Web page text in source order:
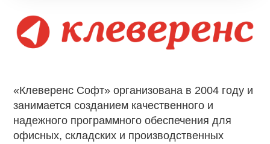
«Клеверенс Софт» организована в 2004 году и
занимается созданием качественного и
надежного программного обеспечения для
офисных, складских и производственных